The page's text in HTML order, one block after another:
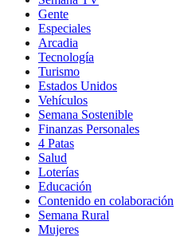
Gente
Especiales
Arcadia
Tecnología
Turismo
Estados Unidos
Vehículos
Semana Sostenible
Finanzas Personales
4 Patas
Salud
Loterías
Educación
Contenido en colaboración
Semana Rural
Mujeres